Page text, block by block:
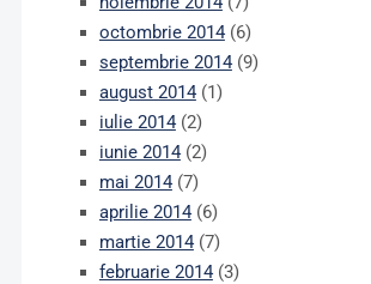
octombrie 2014(6)
septembrie 2014(9)
august 2014(1)
iulie 2014(2)
iunie 2014(2)
mai 2014(7)
aprilie 2014(6)
martie 2014(7)
februarie 2014(3)